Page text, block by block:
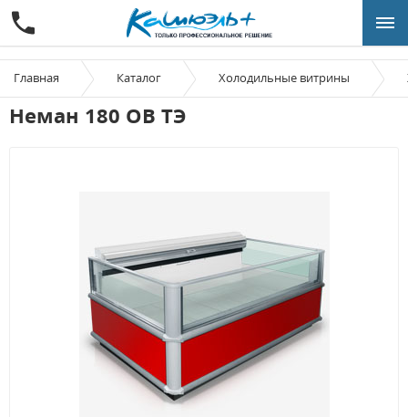
Главная Каталог Холодильные витрины
Неман 180 ОВ ТЭ